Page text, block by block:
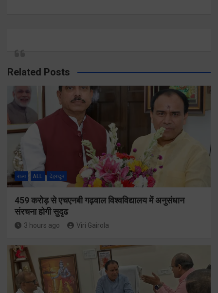
Related Posts
राज्य ALL देहरादून
459 करोड़ से एचएनबी गढ़वाल विश्वविद्यालय में अनुसंधान
संरचना होगी सुदृढ
3 hours ago Viri Gairola